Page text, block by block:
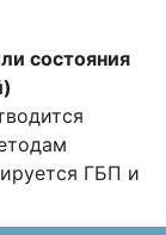
состояния
ГБП и